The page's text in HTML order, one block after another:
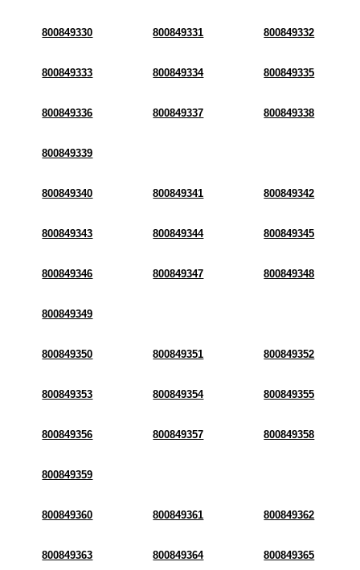
800849330 800849331 800849332
800849333 800849334 800849335
800849336 800849337 800849338
800849339
800849340 800849341 800849342
800849343 800849344 800849345
800849346 800849347 800849348
800849349
800849350 800849351 800849352
800849353 800849354 800849355
800849356 800849357 800849358
800849359
800849360 800849361 800849362
800849363 800849364 800849365